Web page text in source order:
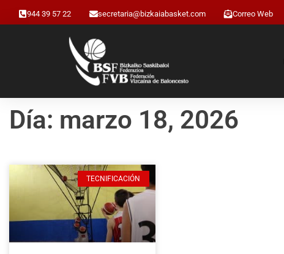
944 39 57 22 secretaria@bizkaiabasket.com Correo Web
Día: marzo 18, 2026
TECNIFICACIÓN